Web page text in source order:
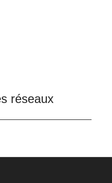
réseaux